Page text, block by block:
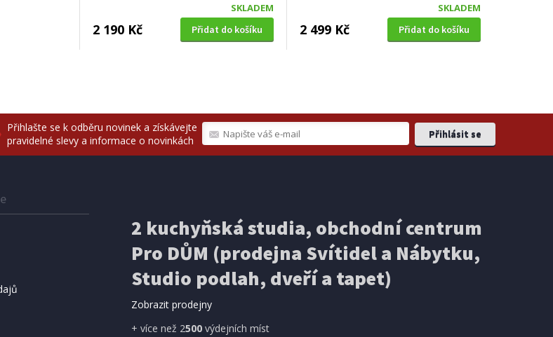
SKLADEM
2 190 Kč Přidat do košíku
SKLADEM
2 499 Kč Přidat do košíku
Přihlašte se k odběru novinek a získávejte
pravidelné slevy a informace o novinkách
2 kuchyňská studia, obchodní centrum
Pro DŮM (prodejna Svítidel a Nábytku,
Studio podlah, dveří a tapet)
Zobrazit prodejny
+ více než 2500výdejních míst